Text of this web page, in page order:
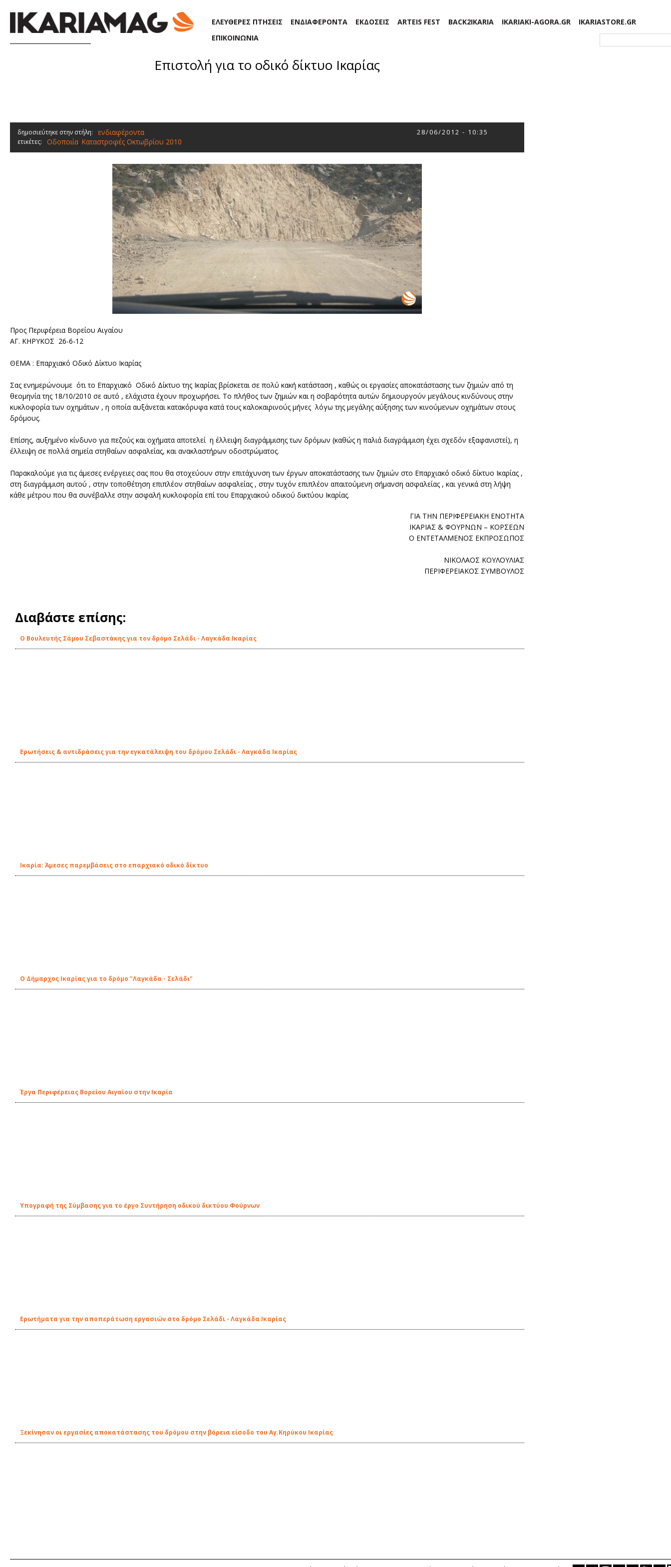
ΕΛΕΥΘΕΡΕΣ ΠΤΗΣΕΙΣ ΕΝΔΙΑΦΕΡΟΝΤΑ ΕΚΔΟΣΕΙΣ ARTEIS FEST BACK2IKARIA IKARIAKI-AGORA.GR
IKARIASTORE.GR
ΕΠΙΚΟΙΝΩΝΙΑ
Επιστολή για το οδικό δίκτυο Ικαρίας
δημοσιεύτηκε στην στήλη: ενδιαφέροντα 28/06/2012 - 10:35
ετικέτες: Οδοποιία, Καταστροφές Οκτωβρίου 2010
Προς Περιφέρεια Βορείου Αιγαίου
ΑΓ. ΚΗΡΥΚΟΣ 26-6-12
ΘΕΜΑ : Επαρχιακό Οδικό Δίκτυο Ικαρίας
Σας ενημερώνουμε ότι το Επαρχιακό Οδικό Δίκτυο της Ικαρίας βρίσκεται σε πολύ κακή κατάσταση , καθώς οι εργασίες αποκατάστασης των ζημιών από τη
θεομηνία της 18/10/2010 σε αυτό , ελάχιστα έχουν προχωρήσει. Το πλήθος των ζημιών και η σοβαρότητα αυτών δημιουργούν μεγάλους κινδύνους στην
κυκλοφορία των οχημάτων , η οποία αυξάνεται κατακόρυφα κατά τους καλοκαιρινούς μήνες λόγω της μεγάλης αύξησης των κινούμενων οχημάτων στους
δρόμους.
Επίσης, αυξημένο κίνδυνο για πεζούς και οχήματα αποτελεί η έλλειψη διαγράμμισης των δρόμων (καθώς η παλιά διαγράμμιση έχει σχεδόν εξαφανιστεί), η
έλλειψη σε πολλά σημεία στηθαίων ασφαλείας, και ανακλαστήρων οδοστρώματος.
Παρακαλούμε για τις άμεσες ενέργειες σας που θα στοχεύουν στην επιτάχυνση των έργων αποκατάστασης των ζημιών στο Επαρχιακό οδικό δίκτυο Ικαρίας ,
στη διαγράμμιση αυτού , στην τοποθέτηση επιπλέον στηθαίων ασφαλείας , στην τυχόν επιπλέον απαιτούμενη σήμανση ασφαλείας , και γενικά στη λήψη
κάθε μέτρου που θα συνέβαλλε στην ασφαλή κυκλοφορία επί του Επαρχιακού οδικού δικτύου Ικαρίας.
ΓΙΑ ΤΗΝ ΠΕΡΙΦΕΡΕΙΑΚΗ ΕΝΟΤΗΤΑ
ΙΚΑΡΙΑΣ & ΦΟΥΡΝΩΝ – ΚΟΡΣΕΩΝ
Ο ΕΝΤΕΤΑΛΜΕΝΟΣ ΕΚΠΡΟΣΩΠΟΣ
ΝΙΚΟΛΑΟΣ ΚΟΥΛΟΥΛΙΑΣ
ΠΕΡΙΦΕΡΕΙΑΚΟΣ ΣΥΜΒΟΥΛΟΣ
Διαβάστε επίσης:
Ο Βουλευτής Σάμου Σεβαστάκης για τον δρόμο Σελάδι - Λαγκάδα Ικαρίας
Ερωτήσεις & αντιδράσεις για την εγκατάλειψη του δρόμου Σελάδι - Λαγκάδα Ικαρίας
Ικαρία: Άμεσες παρεμβάσεις στο επαρχιακό οδικό δίκτυο
Ο Δήμαρχος Ικαρίας για το δρόμο "Λαγκάδα - Σελάδι"
Έργα Περιφέρειας Βορείου Αιγαίου στην Ικαρία
Υπογραφή της Σύμβασης για το έργο Συντήρηση οδικού δικτύου Φούρνων
Ερωτήματα για την αποπεράτωση εργασιών στο δρόμο Σελάδι - Λαγκάδα Ικαρίας
Ξεκίνησαν οι εργασίες αποκατάστασης του δρόμου στην βόρεια είσοδο του Αγ.Κηρύκου Ικαρίας